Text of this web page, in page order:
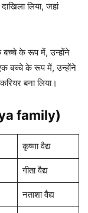
लिया, जहां
के रूप में, उन्होंने
बच्चे के रूप में, उन्होंने
बना लिया।
family)
कृष्णा वैद्य
गीता वैद्य
नताशा वैद्य